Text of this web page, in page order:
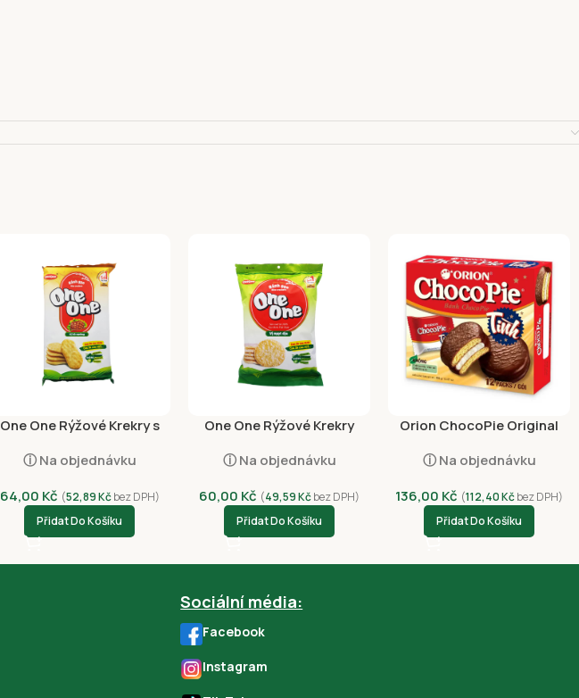
One One Rýžové Krekry s
ⓘ Na objednávku
64,00 Kč (52,89Kčbez DPH)
Přidat Do Košíku
One One Rýžové Krekry
ⓘ Na objednávku
60,00 Kč (49,59Kčbez DPH)
Přidat Do Košíku
Orion ChocoPie Original
ⓘ Na objednávku
136,00 Kč (112,40Kčbez DPH)
Přidat Do Košíku
Sociální média:
Facebook
Instagram